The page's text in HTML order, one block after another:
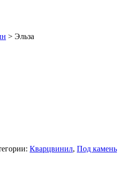
> Эльза
Кварцвинил, Под камень